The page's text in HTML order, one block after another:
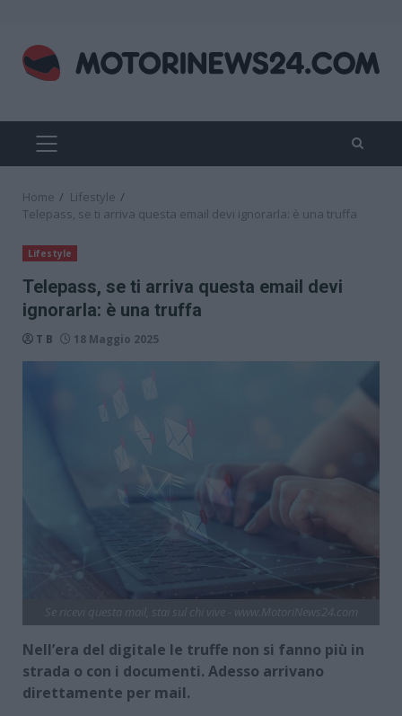
content
PRIMARY
MENU
Home
Lifestyle
Telepass, se ti arriva questa email devi ignorarla: è una truffa
Lifestyle
Telepass, se ti arriva questa email devi
ignorarla: è una truffa
T B 18 Maggio 2025
Nell’era del digitale le truffe non si fanno più in
strada o con i documenti. Adesso arrivano
direttamente per mail.